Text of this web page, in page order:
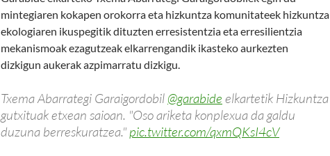
mintegiaren kokapen orokorra eta hizkuntza komunitateek hizkuntza
ekologiaren ikuspegitik dituzten erresistentzia eta erresilientzia
mekanismoak ezagutzeak elkarrengandik ikasteko aurkezten
dizkigun aukerak azpimarratu dizkigu.
Txema Abarrategi Garaigordobil @garabide elkartetik Hizkuntza
gutxituak etxean saioan. "Oso ariketa konplexua da galdu
duzuna berreskuratzea." pic.twitter.com/qxmQKsI4cV